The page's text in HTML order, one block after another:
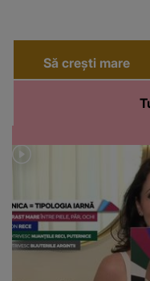
Să crești mare